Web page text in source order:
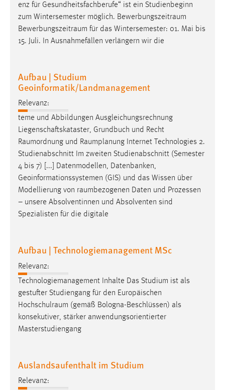
enz für Gesundheitsfachberufe“ ist ein Studienbeginn
zum Wintersemester möglich. Bewerbungszeitraum
Bewerbungszeitraum für das Wintersemester: 01. Mai bis
15. Juli. In Ausnahmefällen verlängern wir die
Aufbau | Studium
Geoinformatik/Landmanagement
Relevanz:
teme und Abbildungen Ausgleichungsrechnung
Liegenschaftskataster, Grundbuch und Recht
Raumordnung und Raumplanung Internet Technologies 2.
Studienabschnitt Im zweiten Studienabschnitt (Semester
4 bis 7) [...] Datenmodellen, Datenbanken,
Geoinformationssystemen (GIS) und das Wissen über
Modellierung von raumbezogenen Daten und Prozessen
– unsere Absolventinnen und Absolventen sind
Spezialisten für die digitale
Aufbau | Technologiemanagement MSc
Relevanz:
Technologiemanagement Inhalte Das Studium ist als
gestufter Studiengang für den Europäischen
Hochschulraum (gemäß Bologna-Beschlüssen) als
konsekutiver, stärker anwendungsorientierter
Masterstudiengang
Auslandsaufenthalt im Studium
Relevanz:
MARKETING
Marketing Cookies werden von Drittanbietern
verwendet, um personalisierte Werbung anzuzeigen.
Google Ads
Name:
_gcl_au
Anbieter:
Google Ireland Limited
Zweck:
Conversion-Tracking
Cookie Laufzeit:
3 Monate
Name:
_fbp
Anbieter:
Facebook
Zweck:
Conversion-Tracking